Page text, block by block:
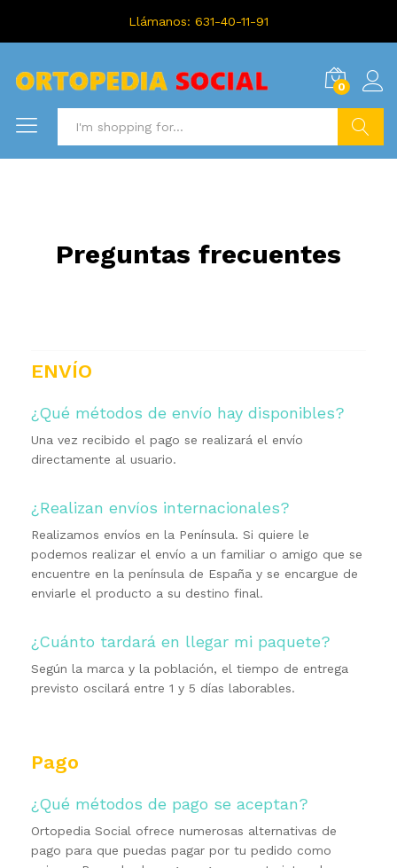
Llámanos: 631-40-11-91
0
Preguntas frecuentes
ENVÍO
¿Qué métodos de envío hay disponibles?
Una vez recibido el pago se realizará el envío
directamente al usuario.
¿Realizan envíos internacionales?
Realizamos envíos en la Península. Si quiere le
podemos realizar el envío a un familiar o amigo que se
encuentre en la península de España y se encargue de
enviarle el producto a su destino final.
¿Cuánto tardará en llegar mi paquete?
Según la marca y la población, el tiempo de entrega
previsto oscilará entre 1 y 5 días laborables.
Pago
¿Qué métodos de pago se aceptan?
Ortopedia Social ofrece numerosas alternativas de
pago para que puedas pagar por tu pedido como